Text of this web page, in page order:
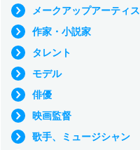
メークアップアーティ
作家・小説家
タレント
モデル
俳優
映画監督
歌手、ミュージシャン